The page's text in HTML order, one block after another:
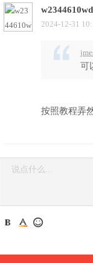
w2344610wd
2024-12-31
可
按照教程弄